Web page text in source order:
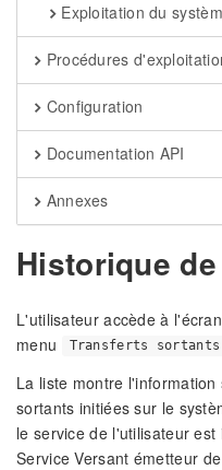
Exploitation du
Procédures
Configuration
Documentation API
Annexes
Historique
L'utilisateur accède à
menu
Transferts
La liste montre
sortants initiées sur le
le service de l'utilisateur
Service Versant émetteur